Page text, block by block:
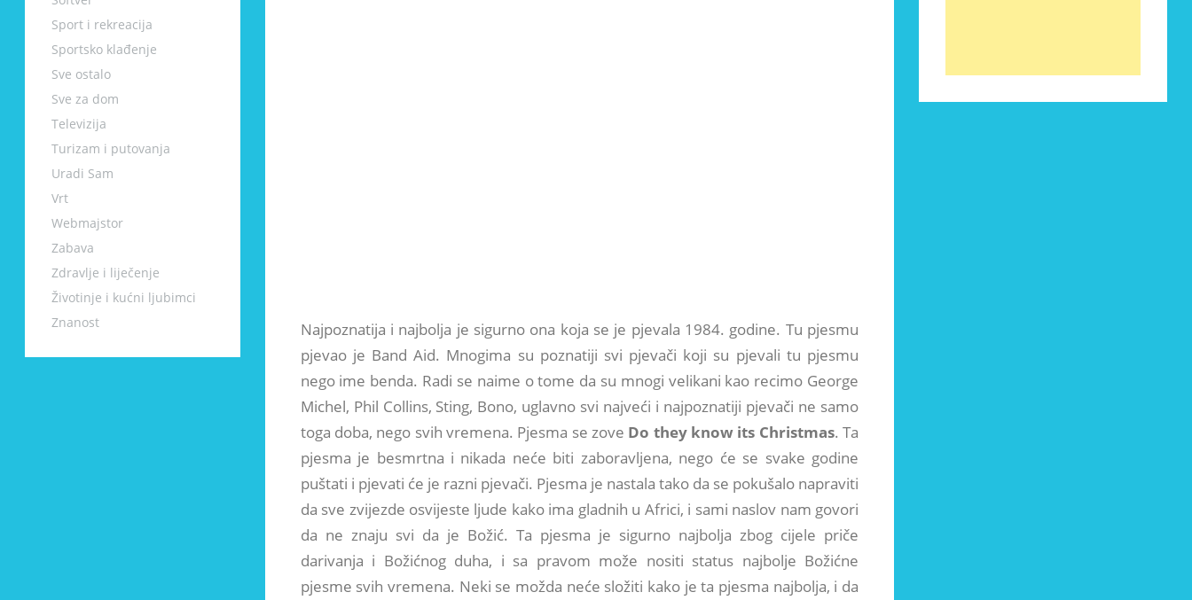
Sport i rekreacija
Sportsko klađenje
Sve ostalo
Sve za dom
Televizija
Turizam i putovanja
Uradi Sam
Vrt
Webmajstor
Zabava
Zdravlje i liječenje
Životinje i kućni ljubimci
Znanost
Najpoznatija i najbolja je sigurno ona koja se je pjevala 1984. godine. Tu pjesmu
pjevao je Band Aid. Mnogima su poznatiji svi pjevači koji su pjevali tu pjesmu
nego ime benda. Radi se naime o tome da su mnogi velikani kao recimo George
Michel, Phil Collins, Sting, Bono, uglavno svi najveći i najpoznatiji pjevači ne samo
toga doba, nego svih vremena. Pjesma se zove Do they know its Christmas. Ta
pjesma je besmrtna i nikada neće biti zaboravljena, nego će se svake godine
puštati i pjevati će je razni pjevači. Pjesma je nastala tako da se pokušalo napraviti
da sve zvijezde osvijeste ljude kako ima gladnih u Africi, i sami naslov nam govori
da ne znaju svi da je Božić. Ta pjesma je sigurno najbolja zbog cijele priče
darivanja i Božićnog duha, i sa pravom može nositi status najbolje Božićne
pjesme svih vremena. Neki se možda neće složiti kako je ta pjesma najbolja, i da